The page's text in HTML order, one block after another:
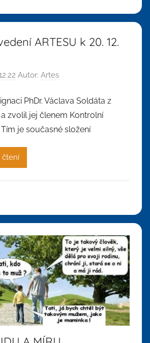
ARTESU k 20. 12.
Autor: Artes
PhDr. Václava Soldáta z
zvolil jej členem Kontrolní
Tím je současné složení
čtení